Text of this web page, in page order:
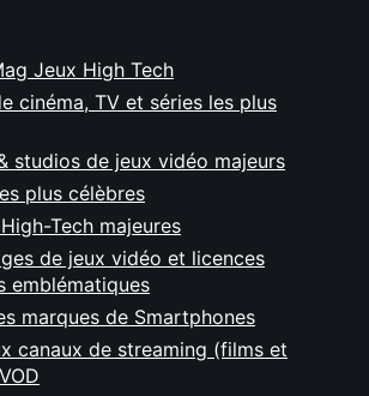
Jeux High Tech
cinéma, TV et séries les plus
studios de jeux vidéo majeurs
plus célèbres
Tech majeures
de jeux vidéo et licences
emblématiques
marques de Smartphones
canaux de streaming (films et